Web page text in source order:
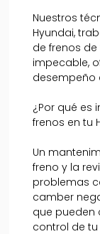
Nuestros
Hyundai,
de frenos
impecable,
desempeño
¿Por qué es
frenos en tu
Un
freno y la
problemas
camber
que pueden
control de